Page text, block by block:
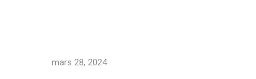
mars 28, 2024